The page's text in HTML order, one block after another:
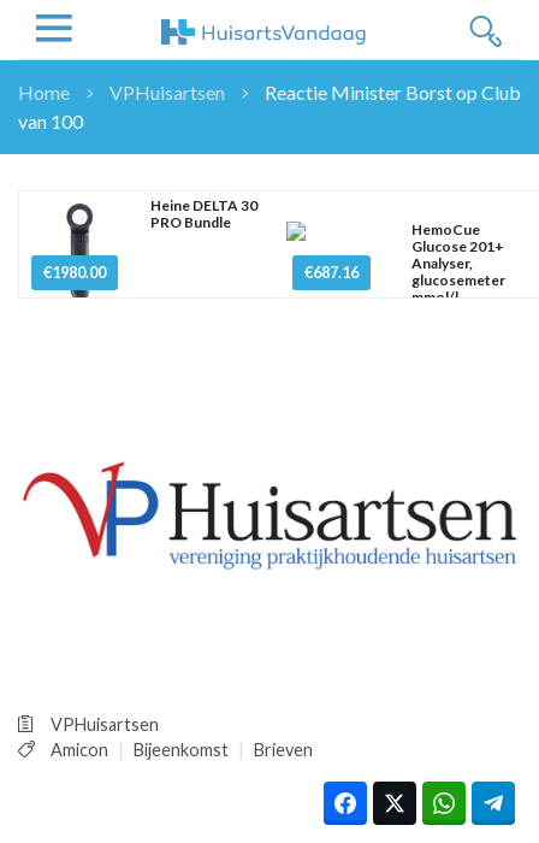
OVERHEID
WETENSCHAP
ZORGVERZEKERAARS
LHV
OPINIE
HUISARTSENPOST
PRAKTIJKZAKEN
REGISTRATIE
Home VPHuisartsen
Reactie Minister Borst op Club
van 100
€1980.00
Heine DELTA 30
PRO Bundle
€687.16
HemoCue
Glucose 201+
Analyser,
glucosemeter
mmol/l
VPHuisartsen
Amicon
Bijeenkomst Brieven